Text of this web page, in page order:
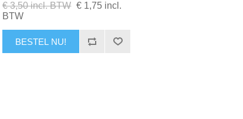
€ 3,50 incl. BTW € 1,75 incl.
BTW
BESTEL NU!